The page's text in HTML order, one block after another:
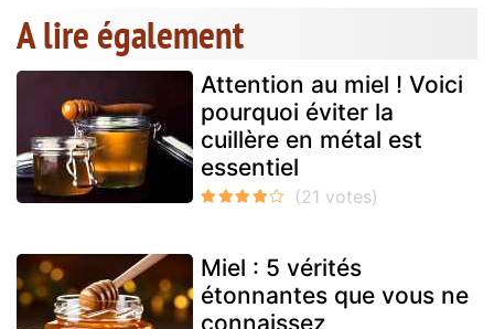
A lire également
Attention au miel ! Voici
pourquoi éviter la
cuillère en métal est
essentiel
Miel : 5 vérités
étonnantes que vous ne
connaissez